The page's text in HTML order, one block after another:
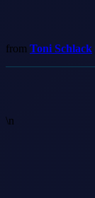
from Toni Schlack
\n